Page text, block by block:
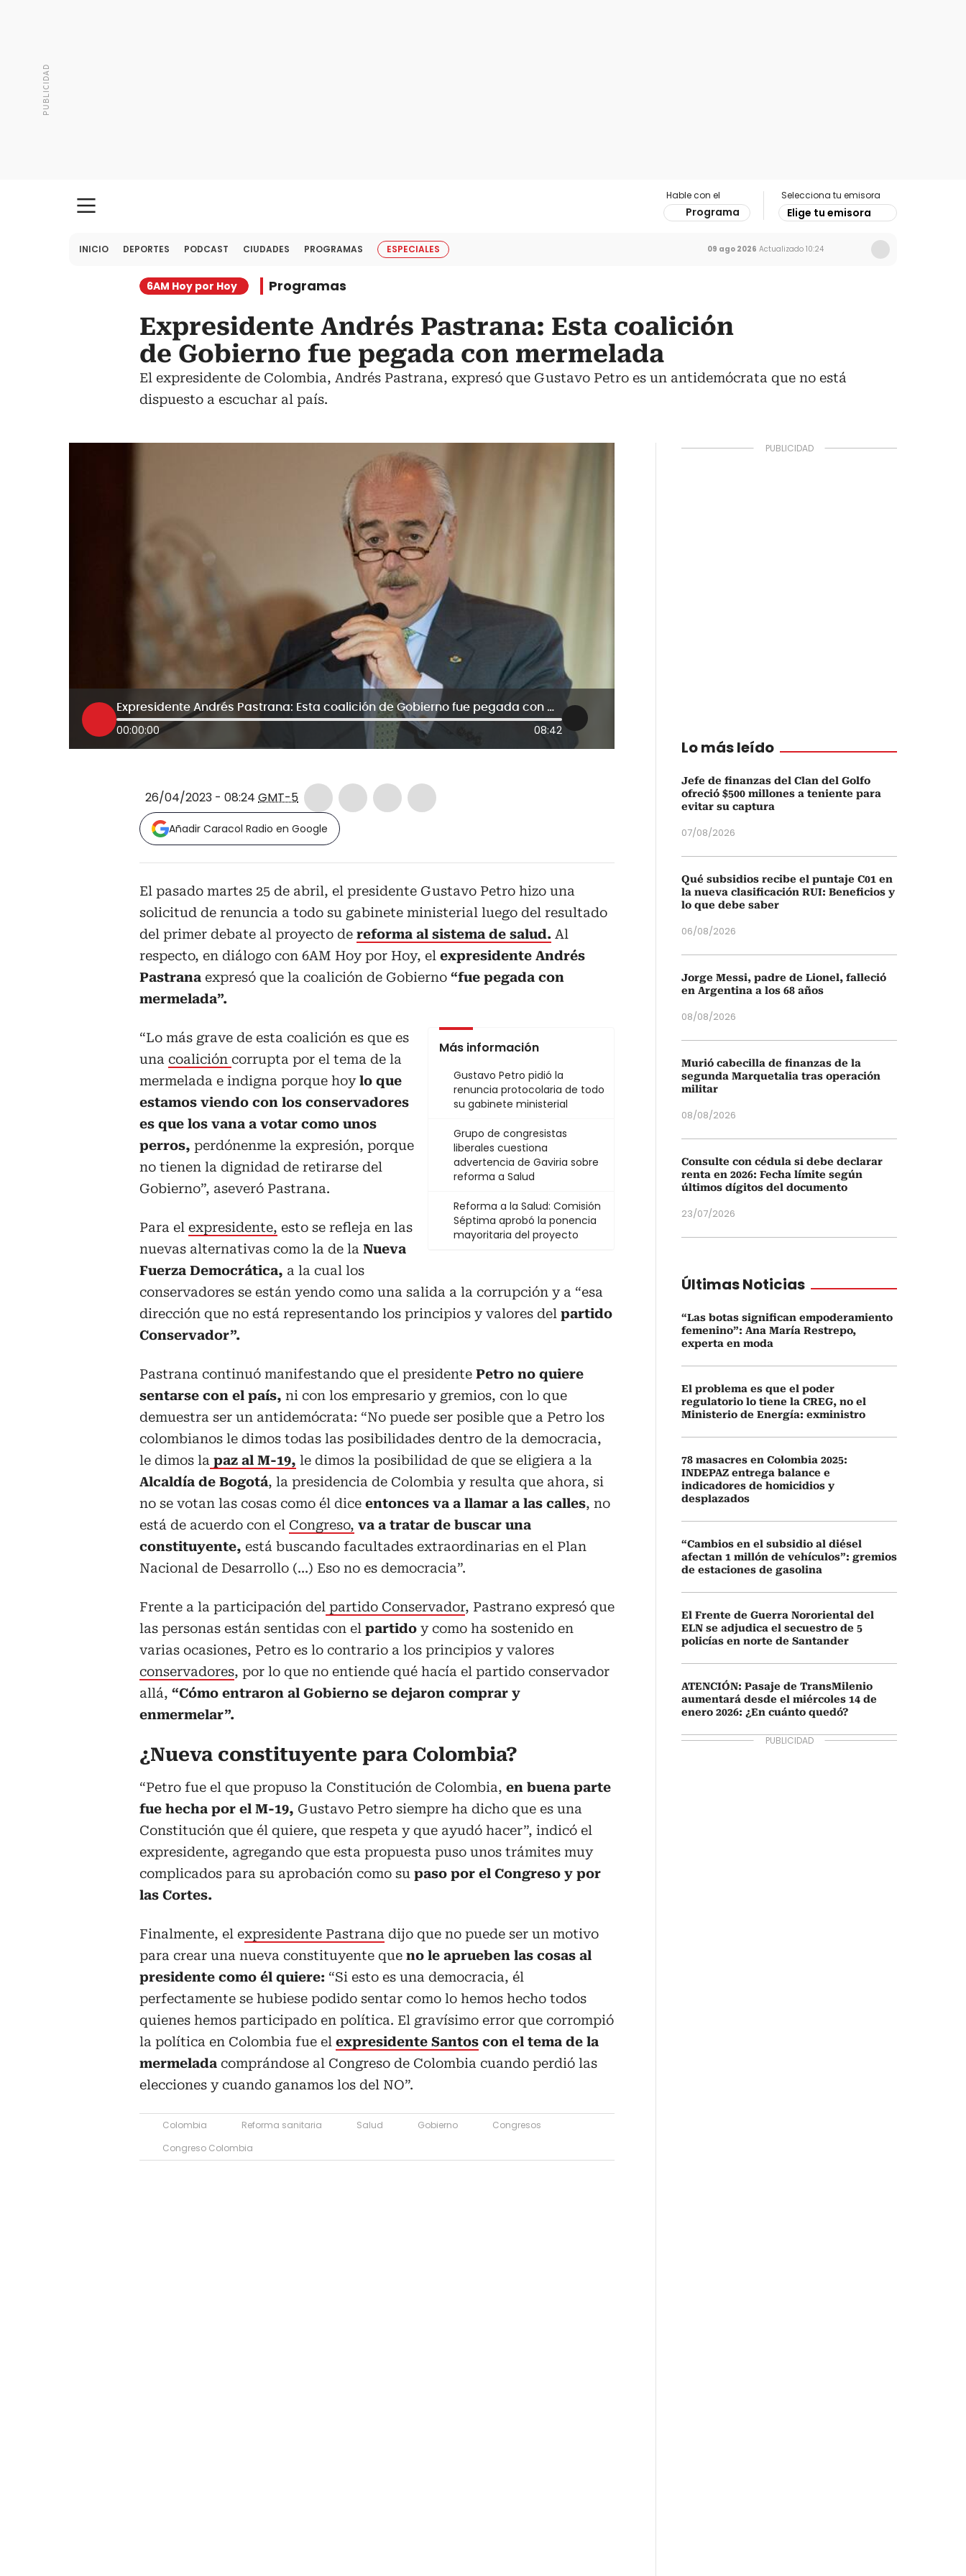
Hable con el
Programa
Selecciona tu emisora
Elige tu emisora
INICIO DEPORTES PODCAST CIUDADES PROGRAMAS ESPECIALES 09 ago 2026 Actualizado 10:24
6AM Hoy por Hoy Programas
Expresidente Andrés Pastrana: Esta coalición
de Gobierno fue pegada con mermelada
El expresidente de Colombia, Andrés Pastrana, expresó que Gustavo Petro es un antidemócrata que no está
dispuesto a escuchar al país.
Expresidente Andrés Pastrana: Esta coalición de Gobierno fue pegada con mermelada
00:00:00 08:42
26/04/2023 - 08:24 GMT-5
Añadir Caracol Radio en Google
El pasado martes 25 de abril, el presidente Gustavo Petro hizo una
solicitud de renuncia a todo su gabinete ministerial luego del resultado
del primer debate al proyecto de reforma al sistema de salud. Al
respecto, en diálogo con 6AM Hoy por Hoy, el expresidente Andrés
Pastrana expresó que la coalición de Gobierno “fue pegada con
mermelada”.
Más información
Gustavo Petro pidió la
renuncia protocolaria de todo
su gabinete ministerial
Grupo de congresistas
liberales cuestiona
advertencia de Gaviria sobre
reforma a Salud
Reforma a la Salud: Comisión
Séptima aprobó la ponencia
mayoritaria del proyecto
“Lo más grave de esta coalición es que es
una coalición corrupta por el tema de la
mermelada e indigna porque hoylo que
estamos viendo con los conservadores
es que los vana a votar como unos
perros, perdónenme la expresión, porque
no tienen la dignidad de retirarse del
Gobierno”, aseveró Pastrana.
Para el expresidente, esto se refleja en las
nuevas alternativas como la de la Nueva
Fuerza Democrática, a la cual los
conservadores se están yendo como una salida a la corrupción y a “esa
dirección que no está representando los principios y valores del partido
Conservador”.
Pastrana continuó manifestando que el presidente Petro no quiere
sentarse con el país, ni con los empresario y gremios, con lo que
demuestra ser un antidemócrata: “No puede ser posible que a Petro los
colombianos le dimos todas las posibilidades dentro de la democracia,
le dimos la paz al M-19, le dimos la posibilidad de que se eligiera a la
Alcaldía de Bogotá, la presidencia de Colombia y resulta que ahora, si
no se votan las cosas como él dice entonces va a llamar a las calles, no
está de acuerdo con el Congreso, va a tratar de buscar una
constituyente, está buscando facultades extraordinarias en el Plan
Nacional de Desarrollo (...) Eso no es democracia”.
Frente a la participación del partido Conservador, Pastrano expresó que
las personas están sentidas con el partido y como ha sostenido en
varias ocasiones, Petro es lo contrario a los principios y valores
conservadores, por lo que no entiende qué hacía el partido conservador
allá, “Cómo entraron al Gobierno se dejaron comprar y
enmermelar”.
¿Nueva constituyente para Colombia?
“Petro fue el que propuso la Constitución de Colombia, en buena parte
fue hecha por el M-19, Gustavo Petro siempre ha dicho que es una
Constitución que él quiere, que respeta y que ayudó hacer”, indicó el
expresidente, agregando que esta propuesta puso unos trámites muy
complicados para su aprobación como su paso por el Congreso y por
las Cortes.
Finalmente, el expresidente Pastrana dijo que no puede ser un motivo
para crear una nueva constituyente que no le aprueben las cosas al
presidente como él quiere: “Si esto es una democracia, él
perfectamente se hubiese podido sentar como lo hemos hecho todos
quienes hemos participado en política. El gravísimo error que corrompió
la política en Colombia fue el expresidente Santos con el tema de la
mermelada comprándose al Congreso de Colombia cuando perdió las
elecciones y cuando ganamos los del NO”.
Colombia Reforma sanitaria Salud Gobierno
Congresos
Congreso Colombia
Lo más leído
Jefe de finanzas del Clan del Golfo
ofreció $500 millones a teniente para
evitar su captura
07/08/2026
Qué subsidios recibe el puntaje C01 en
la nueva clasificación RUI: Beneficios y
lo que debe saber
06/08/2026
Jorge Messi, padre de Lionel, falleció
en Argentina a los 68 años
08/08/2026
Murió cabecilla de finanzas de la
segunda Marquetalia tras operación
militar
08/08/2026
Consulte con cédula si debe declarar
renta en 2026: Fecha límite según
últimos dígitos del documento
23/07/2026
Últimas Noticias
“Las botas significan empoderamiento
femenino”: Ana María Restrepo,
experta en moda
El problema es que el poder
regulatorio lo tiene la CREG, no el
Ministerio de Energía: exministro
78 masacres en Colombia 2025:
INDEPAZ entrega balance e
indicadores de homicidios y
desplazados
“Cambios en el subsidio al diésel
afectan 1 millón de vehículos”: gremios
de estaciones de gasolina
El Frente de Guerra Nororiental del
ELN se adjudica el secuestro de 5
policías en norte de Santander
ATENCIÓN: Pasaje de TransMilenio
aumentará desde el miércoles 14 de
enero 2026: ¿En cuánto quedó?